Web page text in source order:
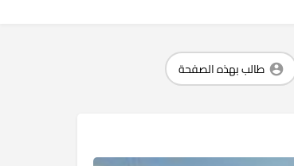
طالب بهذه الصفحة